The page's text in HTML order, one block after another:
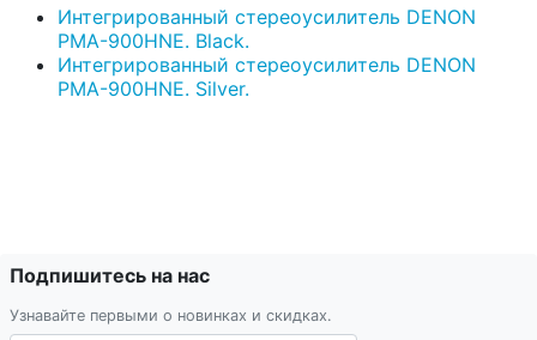
Интегрированный стереоусилитель DENON
PMA-900HNE. Black.
Интегрированный стереоусилитель DENON
PMA-900HNE. Silver.
Подпишитесь на нас
Узнавайте первыми о новинках и скидках.